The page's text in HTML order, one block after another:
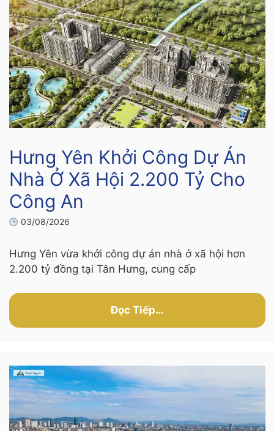
Hưng Yên Khởi Công Dự Án
Nhà Ở Xã Hội 2.200 Tỷ Cho
Công An
03/08/2026
Hưng Yên vừa khởi công dự án nhà ở xã hội hơn
2.200 tỷ đồng tại Tân Hưng, cung cấp
Đọc Tiếp…